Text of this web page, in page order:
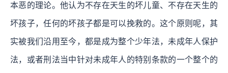
本恶的理论。他认为不存在天生的坏儿童、不存在天生的
坏孩子，任何的坏孩子都是可以挽救的。这个原则呢，其
实被我们沿用至今，都是成为整个少年法，未成年人保护
法，或者刑法当中针对未成年人的特别条款的一个整个的